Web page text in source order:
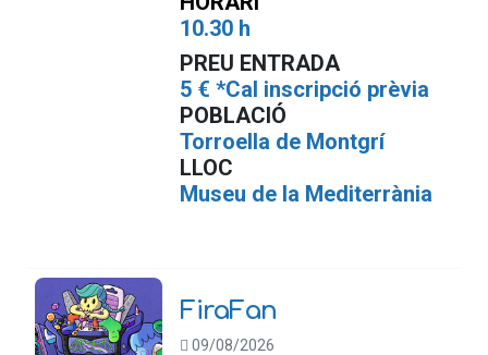
10.30 h
PREU ENTRADA
5 € *Cal inscripció prèvia
POBLACIÓ
Torroella de Montgrí
LLOC
Museu de la Mediterrània
FiraFan
09/08/2026